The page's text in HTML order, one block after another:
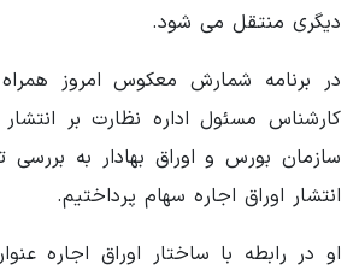
دیگری منتقل می شود.
در برنامه شمارش معکوس امروز
کارشناس مسئول اداره نظارت بر
سازمان بورس و اوراق بهادار به بررسی
انتشار اوراق اجاره سهام پرداختیم.
او در رابطه با ساختار اوراق اجاره